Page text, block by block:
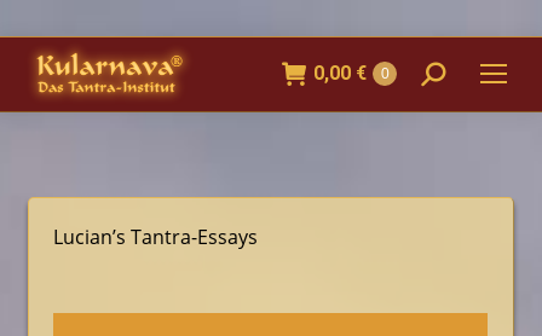
0,00 € 0 Search:
Lucian’s Tantra-Essays